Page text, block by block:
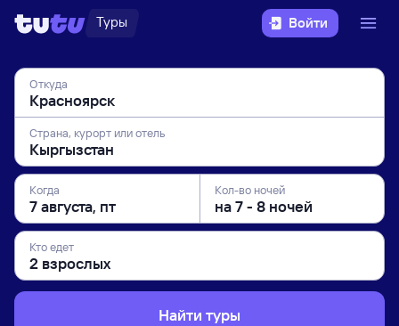
Туры Войти
Откуда
Страна, курорт или отель
Когда Кол-во ночей
Кто едет
Найти туры